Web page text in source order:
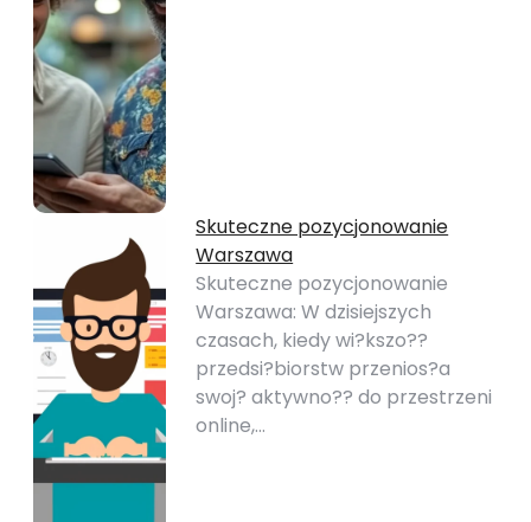
Skuteczne pozycjonowanie
Warszawa
Skuteczne pozycjonowanie
Warszawa: W dzisiejszych
czasach, kiedy wi?kszo??
przedsi?biorstw przenios?a
swoj? aktywno?? do przestrzeni
online,…